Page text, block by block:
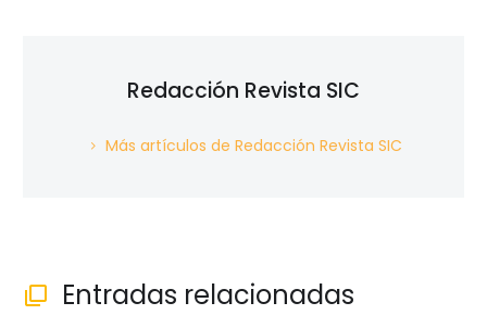
Redacción Revista SIC
Más artículos de Redacción Revista SIC
 Entradas relacionadas